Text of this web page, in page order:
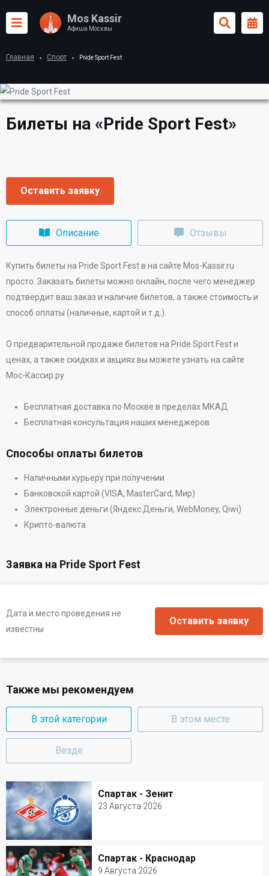
Mos Kassir
Афиша Москвы
Главная Спорт Pride Sport Fest
Билеты на «Pride Sport Fest»
Оставить заявку
Описание Отзывы
Купить билеты на Pride Sport Fest в на сайте Mos-Kassir.ru
просто. Заказать билеты можно онлайн, после чего менеджер
подтвердит ваш заказ и наличие билетов, а также стоимость и
способ оплаты (наличные, картой и т.д.).
О предварительной продаже билетов на Pride Sport Fest и
ценах, а также скидках и акциях вы можете узнать на сайте
Мос-Кассир.ру
Бесплатная доставка по Москве в пределах МКАД
Бесплатная консультация наших менеджеров
Способы оплаты билетов
Наличными курьеру при получении
Банковской картой (VISA, MasterCard, Мир)
Электронные деньги (Яндекс.Деньги, WebMoney, Qiwi)
Крипто-валюта
Заявка на Pride Sport Fest
Дата и место проведения не
известны
Также мы рекомендуем
В этой категории В этом месте
Везде
Спартак - Зенит
23 Августа 2026
Спартак - Зенит
23 Августа 2026
Открытие Арена
Футбол
Спартак - Краснодар
9 Августа 2026
Спартак - Краснодар